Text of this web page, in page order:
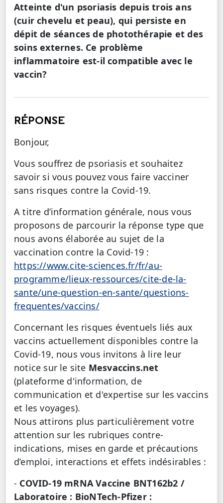
Atteinte d'un psoriasis depuis trois ans
(cuir chevelu et peau), qui persiste en
dépit de séances de photothérapie et des
soins externes. Ce problème
inflammatoire est-il compatible avec le
vaccin?
RÉPONSE
Bonjour,
Vous souffrez de psoriasis et souhaitez
savoir si vous pouvez vous faire vacciner
sans risques contre la Covid-19.
A titre d’information générale, nous vous
proposons de parcourir la réponse type que
nous avons élaborée au sujet de la
vaccination contre la Covid-19 :
https://www.cite-sciences.fr/fr/au-
programme/lieux-ressources/cite-de-la-
sante/une-question-en-sante/questions-
frequentes/vaccins/
Concernant les risques éventuels liés aux
vaccins actuellement disponibles contre la
Covid-19, nous vous invitons à lire leur
notice sur le site Mesvaccins.net
(plateforme d'information, de
communication et d'expertise sur les vaccins
et les voyages).
Nous attirons plus particulièrement votre
attention sur les rubriques contre-
indications, mises en garde et précautions
d’emploi, interactions et effets indésirables :
- COVID-19 mRNA Vaccine BNT162b2 /
Laboratoire : BioNTech-Pfizer :